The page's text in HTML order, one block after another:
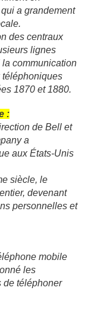
a grandement
des centraux
lignes
communication
téléphoniques
1870 et 1880.
:
de Bell et
a
aux États-Unis
siècle, le
devenant
personnelles et
mobile
les
de téléphoner